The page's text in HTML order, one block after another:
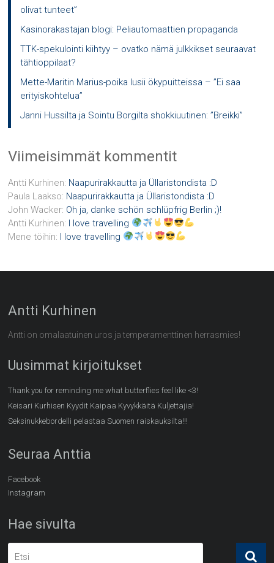
olivat tunteet”
Kasinorakastajan blogi: Peliautomaattien propaganda
TTK-spekulointi kiihtyy – ovatko nämä julkkikset seuraavat
tähtioppilaat?
Mette-Maritin Marius-poika lusii ökypuitteissa – ”Ei saa
erityiskohtelua”
Janni Hussilta ja Sointu Borgilta shokkiuutinen: ”Breikki”
Viimeisimmät kommentit
Antti Kurhinen: Naapurirakkautta ja Üllaristondista :D
Paula Laakso: Naapurirakkautta ja Üllaristondista :D
John Wacker: Oh ja, danke schön schlüpfrig Berlin ;)!
Antti Kurhinen: I love travelling
Mene töihin: I love travelling
Antti Kurhinen
Antti on omalaatuinen uros ja temperamenttinen herrasmies!
Uusimmat kirjoitukset
Thank you for reminding me what butterflies feel like <3!
Keisari Kurhisen Kyydit Kaipaa Kyvykkäitä Kuljettajia!
Seksinukkebordelli pelastaa Suomen raiskauksilta!!!
Seuraa Anttia
Facebook
Instagram
Hae sivulta